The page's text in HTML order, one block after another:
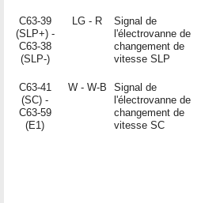
C63-39
(SLP+) -
C63-38
(SLP-)
LG - R
Signal de
l'électrovanne de
changement de
vitesse SLP
C63-41
(SC) -
C63-59
(E1)
W - W-B
Signal de
l'électrovanne de
changement de
vitesse SC